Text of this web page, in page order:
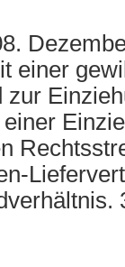
einer